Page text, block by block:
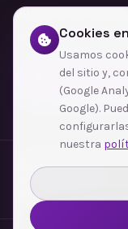
Mataró (Barcelona)
Déjanos tu
Zonas de cobertura·
Sabadell
Ver todas las zonas →
Cookies
Usamos
del sitio y,
(Google
Google).
nuestra